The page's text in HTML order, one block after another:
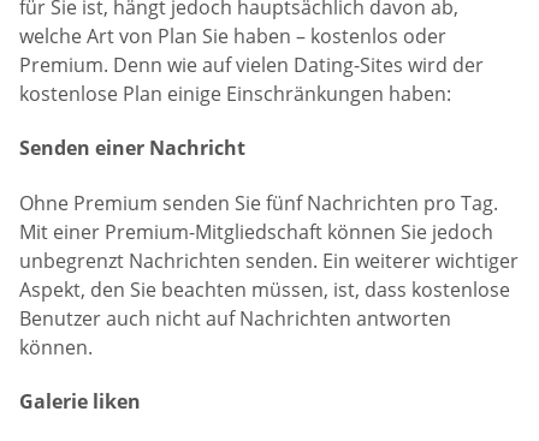
für Sie ist, hängt jedoch hauptsächlich davon ab,
welche Art von Plan Sie haben – kostenlos oder
Premium. Denn wie auf vielen Dating-Sites wird der
kostenlose Plan einige Einschränkungen haben:
Senden einer Nachricht
Ohne Premium senden Sie fünf Nachrichten pro Tag.
Mit einer Premium-Mitgliedschaft können Sie jedoch
unbegrenzt Nachrichten senden. Ein weiterer wichtiger
Aspekt, den Sie beachten müssen, ist, dass kostenlose
Benutzer auch nicht auf Nachrichten antworten
können.
Galerie liken